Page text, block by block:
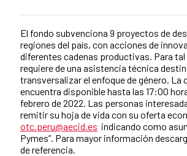
News content
El fondo subvenciona 9 proyectos de
regiones del país, con acciones de
diferentes cadenas productivas. Para
requiere de una asistencia técnica
transversalizar el enfoque de género.
encuentra disponible hasta las 17:00
febrero de 2022. Las personas
remitir su hoja de vida con su oferta
otc.peru@aecid.es indicando como
Pymes”. Para mayor información
de referencia.